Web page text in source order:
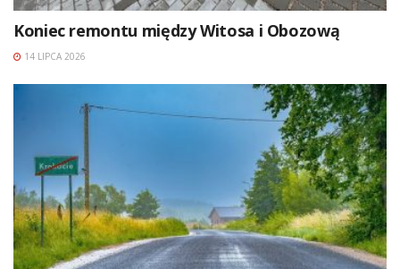
Koniec remontu między Witosa i Obozową
14 LIPCA 2026